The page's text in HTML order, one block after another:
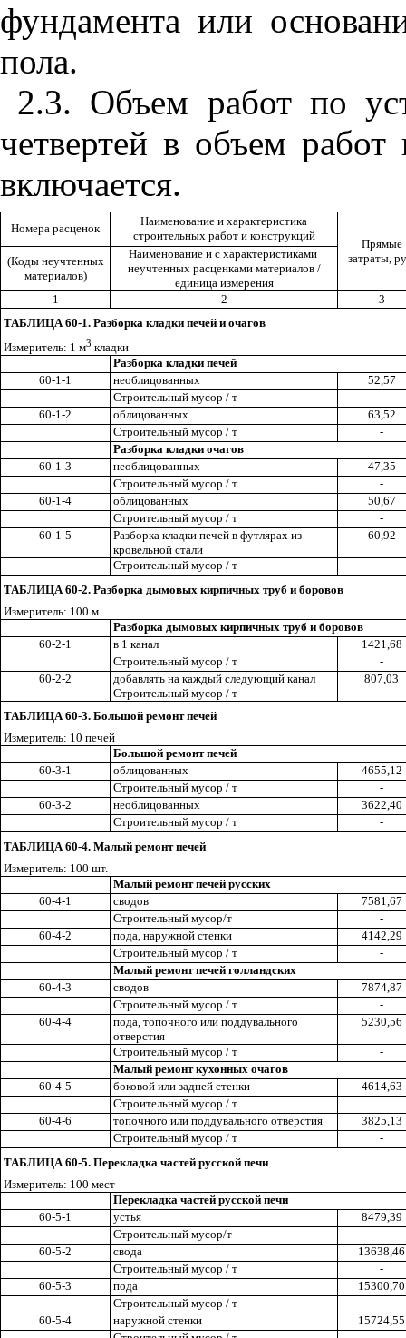
фундамента или
пола.
2.3. Объем работ по
четвертей в объем
включается.
Номера расценок
Наименование и характеристика
строительных работ и конструкций
Прямые
затраты,
(Коды неучтенных
материалов)
Наименование и с характеристиками
неучтенных расценками материалов /
единица измерения
1
2
3
ТАБЛИЦА 60-1. Разборка кладки печей и очагов
Измеритель: 1 м3 кладки
Разборка кладки печей
60-1-1
необлицованных
52,57
Строительный мусор / т
-
60-1-2
облицованных
63,52
Строительный мусор / т
-
Разборка кладки очагов
60-1-3
необлицованных
47,35
Строительный мусор / т
-
60-1-4
облицованных
50,67
Строительный мусор / т
-
60-1-5
Разборка кладки печей в футлярах из
кровельной стали
60,92
Строительный мусор / т
-
ТАБЛИЦА 60-2. Разборка дымовых кирпичных труб и боровов
Измеритель: 100 м
Разборка дымовых кирпичных труб и боровов
60-2-1
в 1 канал
1421,68
Строительный мусор / т
-
60-2-2
добавлять на каждый следующий канал
Строительный мусор / т
807,03
ТАБЛИЦА 60-3. Большой ремонт печей
Измеритель: 10 печей
Большой ремонт печей
60-3-1
облицованных
4655,12
Строительный мусор / т
-
60-3-2
необлицованных
3622,40
Строительный мусор / т
-
ТАБЛИЦА 60-4. Малый ремонт печей
Измеритель: 100 шт.
Малый ремонт печей русских
60-4-1
сводов
7581,67
Строительный мусор/т
-
60-4-2
пода, наружной стенки
4142,29
Строительный мусор / т
-
Малый ремонт печей голландских
60-4-3
сводов
7874,87
Строительный мусор / т
-
60-4-4
пода, топочного или поддувального
отверстия
5230,56
Строительный мусор / т
-
Малый ремонт кухонных очагов
60-4-5
боковой или задней стенки
4614,63
Строительный мусор / т
60-4-6
топочного или поддувального отверстия
3825,13
Строительный мусор / т
-
ТАБЛИЦА 60-5. Перекладка частей русской печи
Измеритель: 100 мест
Перекладка частей русской печи
60-5-1
устья
8479,39
Строительный мусор/т
-
60-5-2
свода
13638,46
Строительный мусор / т
-
60-5-3
пода
15300,70
Строительный мусор / т
-
60-5-4
наружной стенки
15724,55